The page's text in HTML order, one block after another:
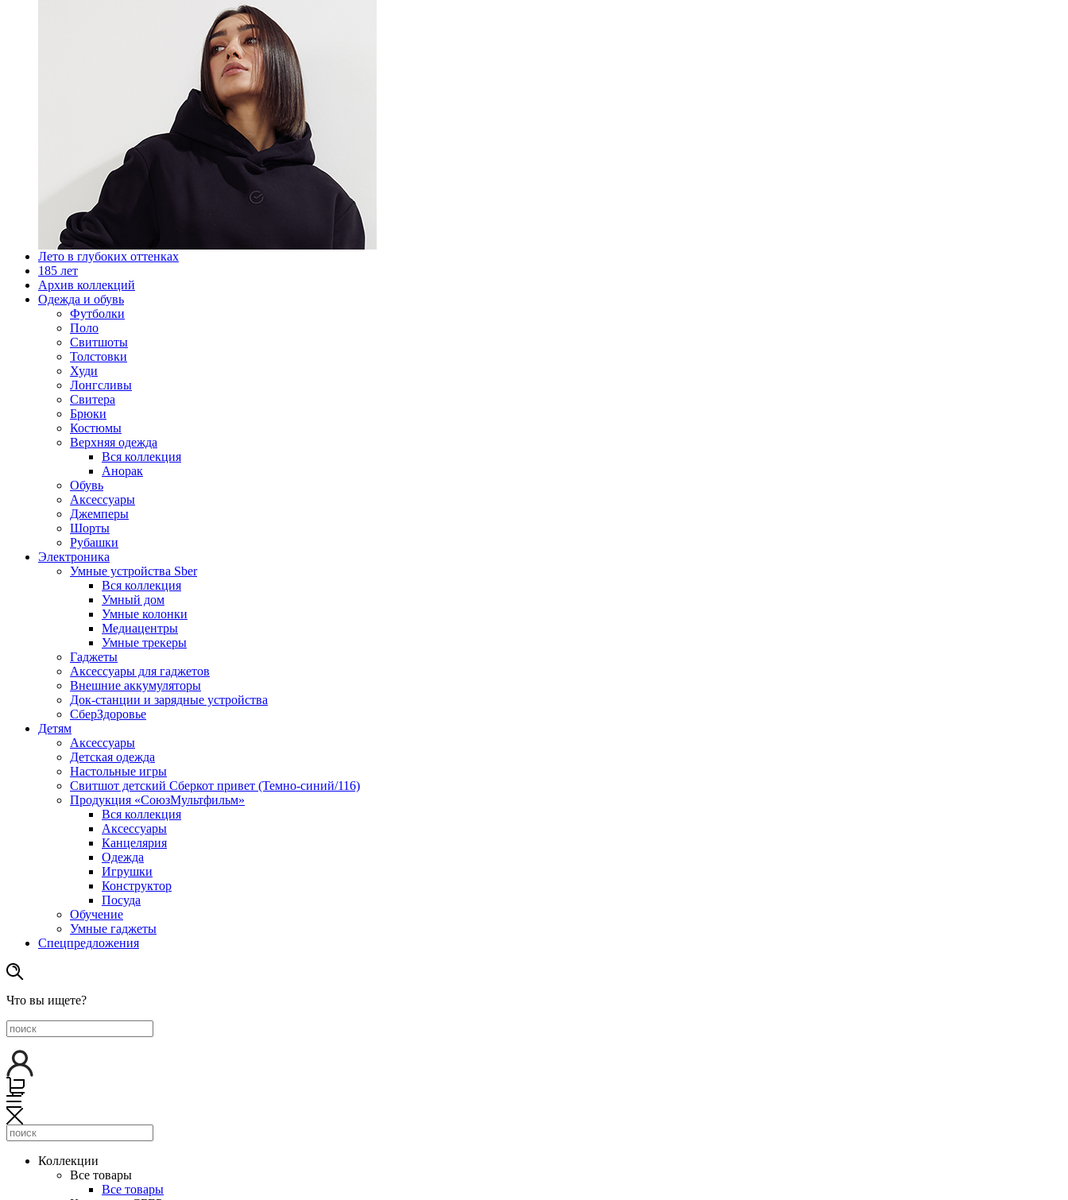
Лето в глубоких оттенках
185 лет
Архив коллекций
Одежда и обувь
Футболки
Поло
Свитшоты
Толстовки
Худи
Лонгсливы
Свитера
Брюки
Костюмы
Верхняя одежда
Вся коллекция
Анорак
Обувь
Аксессуары
Джемперы
Шорты
Рубашки
Электроника
Умные устройства Sber
Вся коллекция
Умный дом
Умные колонки
Медиацентры
Умные трекеры
Гаджеты
Аксессуары для гаджетов
Внешние аккумуляторы
Док-станции и зарядные устройства
СберЗдоровье
Детям
Аксессуары
Детская одежда
Настольные игры
Свитшот детский Сберкот привет (Темно-синий/116)
Продукция «СоюзМультфильм»
Вся коллекция
Аксессуары
Канцелярия
Одежда
Игрушки
Конструктор
Посуда
Обучение
Умные гаджеты
Спецпредложения
Что вы ищете?
Коллекции
Все товары
Все товары